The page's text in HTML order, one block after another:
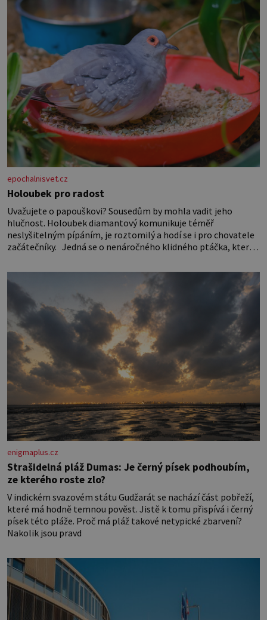
epochalnisvet.cz
Holoubek pro radost
Uvažujete o papouškovi? Sousedům by mohla vadit jeho
hlučnost. Holoubek diamantový komunikuje téměř
neslyšitelným pípáním, je roztomilý a hodí se i pro chovatele
začátečníky. Jedná se o nenáročného klidného ptáčka, který
zbytky semínek Jeho domovinou je prakticky celá Austrálie s
výjimkou pobřežní oblasti.
enigmaplus.cz
Strašidelná pláž Dumas: Je černý písek podhoubím,
ze kterého roste zlo?
V indickém svazovém státu Gudžarát se nachází část pobřeží,
které má hodně temnou pověst. Jistě k tomu přispívá i černý
písek této pláže. Proč má pláž takové netypické zbarvení?
Nakolik jsou pravd